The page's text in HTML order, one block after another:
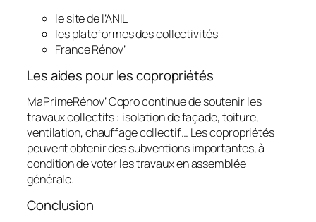
le site de l’ANIL
les plateformes des collectivités
France Rénov’
Les aides pour les copropriétés
MaPrimeRénov’ Copro continue de soutenir les
travaux collectifs : isolation de façade, toiture,
ventilation, chauffage collectif… Les copropriétés
peuvent obtenir des subventions importantes, à
condition de voter les travaux en assemblée
générale.
Conclusion